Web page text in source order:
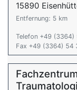
15890
Entfernung: 5 km
Telefon +49 (3364)
Fax +49 (3364) 54